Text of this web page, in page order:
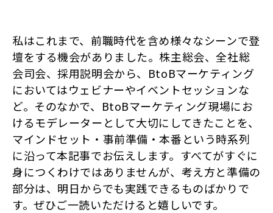
私はこれまで、前職時代を含め様々なシーンで登
壇をする機会がありました。株主総会、全社総
会司会、採用説明会から、BtoBマーケティング
においてはウェビナーやイベントセッションな
ど。そのなかで、BtoBマーケティング現場にお
けるモデレーターとして大切にしてきたことを、
マインドセット・事前準備・本番という時系列
に沿って本記事でお伝えします。すべてがすぐに
身につくわけではありませんが、考え方と準備の
部分は、明日からでも実践できるものばかりで
す。ぜひご一読いただけると嬉しいです。